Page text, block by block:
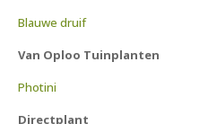
Blauwe druif
Van Oploo Tuinplanten
Photini
Directplant